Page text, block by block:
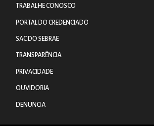
TRABALHE CONOSCO
PORTAL DO CREDENCIADO
SAC DO SEBRAE
TRANSPARÊNCIA
PRIVACIDADE
OUVIDORIA
DENUNCIA